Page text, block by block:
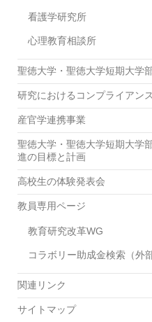
看護学研究所
心理教育相談所
聖徳大学・聖徳大学短期大学
研究におけるコンプライアン
産官学連携事業
聖徳大学・聖徳大学短期大学
進の目標と計画
高校生の体験発表会
教員専用ページ
教育研究改革WG
コラボリー助成金検索（外
関連リンク
サイトマップ